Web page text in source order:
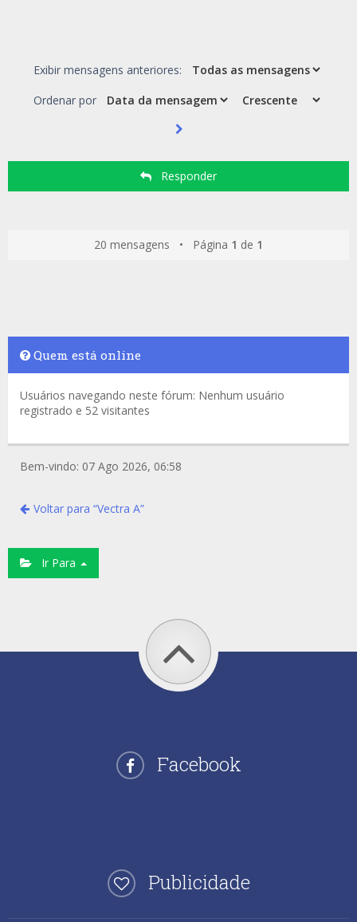
Exibir mensagens anteriores:
Ordenar por
Responder
20 mensagens • Página 1 de 1
Quem está online
Usuários navegando neste fórum: Nenhum usuário
registrado e 52 visitantes
Bem-vindo: 07 Ago 2026, 06:58
Voltar para “Vectra A”
Ir Para
Facebook
Publicidade